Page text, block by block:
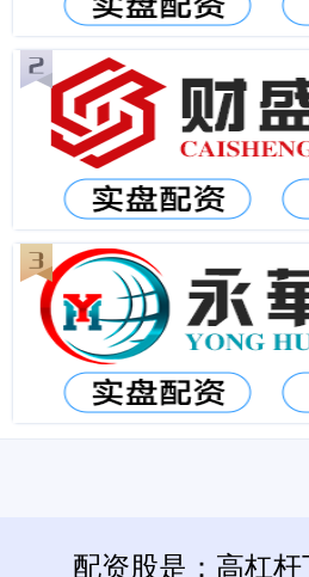
配资股是：高杠